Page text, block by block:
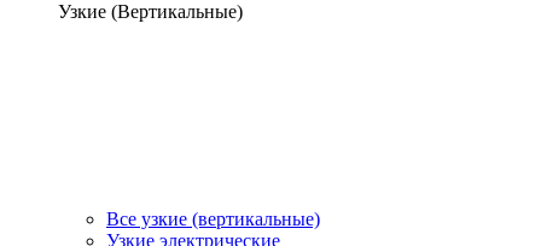
Узкие (Вертикальные)
Все узкие (вертикальные)
Узкие электрические